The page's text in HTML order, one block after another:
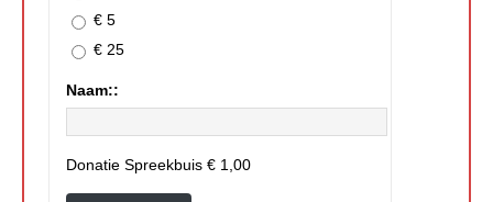
€ 5
€ 25
Naam::
Donatie Spreekbuis € 1,00